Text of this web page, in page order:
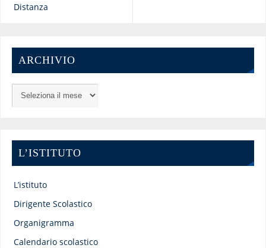
Distanza
ARCHIVIO
L’ISTITUTO
L’istituto
Dirigente Scolastico
Organigramma
Calendario scolastico